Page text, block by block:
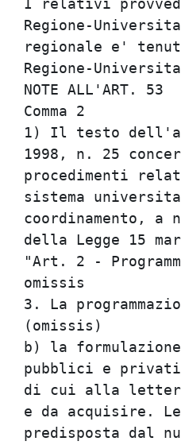
I relativi
Regione-
regionale e'
Regione-
1) Il testo
1998, n. 25
procedimenti
sistema
della
"Art. 2 -
3. La
b) la
pubblici e
di cui alla
e da acquisire.
predisposta